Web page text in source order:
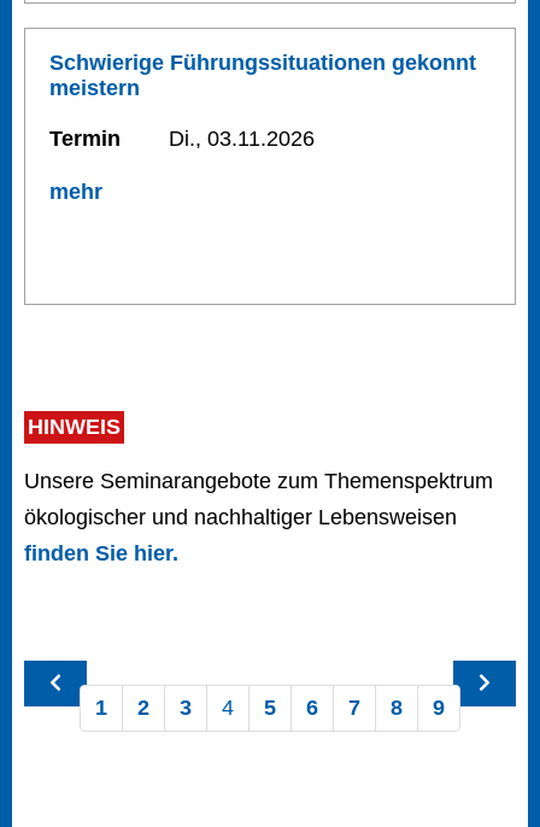
Schwierige Führungssituationen gekonnt
meistern
Termin Di., 03.11.2026
mehr
HINWEIS
Unsere Seminarangebote zum Themenspektrum
ökologischer und nachhaltiger Lebensweisen
finden Sie hier.
1 2 3 4 5 6 7 8 9